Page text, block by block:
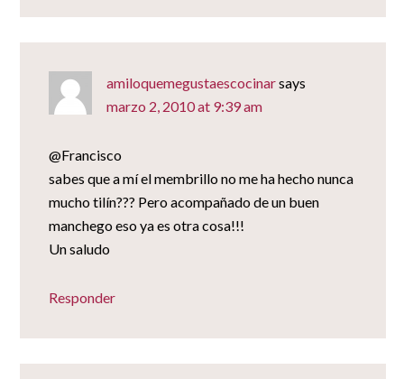
amiloquemegustaescocinarsays
marzo 2, 2010 at 9:39 am
@Francisco
sabes que a mí el membrillo no me ha hecho nunca
mucho tilín??? Pero acompañado de un buen
manchego eso ya es otra cosa!!!
Un saludo
Responder